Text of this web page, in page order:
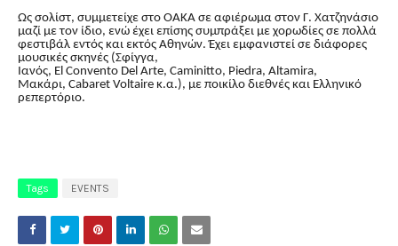
Ως σολίστ, συμμετείχε στο ΟΑΚΑ σε αφιέρωμα στον Γ. Χατζηνάσιο
μαζί με τον ίδιο, ενώ έχει επίσης συμπράξει με χορωδίες σε πολλά
φεστιβάλ εντός και εκτός Αθηνών. Έχει εμφανιστεί σε διάφορες
μουσικές σκηνές (Σφίγγα,
Ιανός, El Convento Del Arte, Caminitto, Piedra, Altamira,
Μακάρι, Cabaret Voltaire κ.α.), με ποικίλο διεθνές και Ελληνικό
ρεπερτόριο.
Tags EVENTS